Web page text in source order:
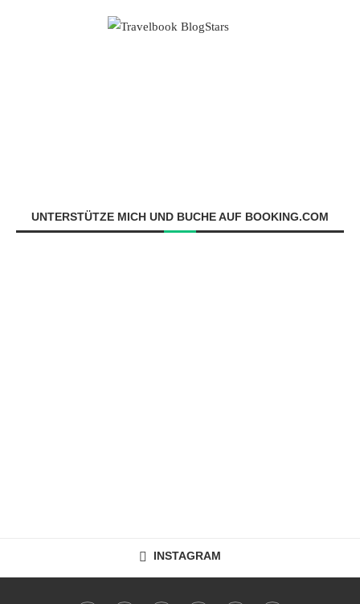
UNTERSTÜTZE MICH UND BUCHE AUF BOOKING.COM
INSTAGRAM